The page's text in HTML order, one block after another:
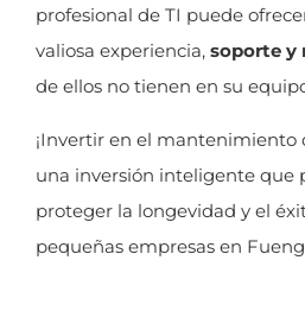
profesional de TI puede
valiosa experiencia, soporte y
de ellos no tienen en su
¡Invertir en el mantenimiento
una inversión inteligente que
proteger la longevidad y el
pequeñas empresas en